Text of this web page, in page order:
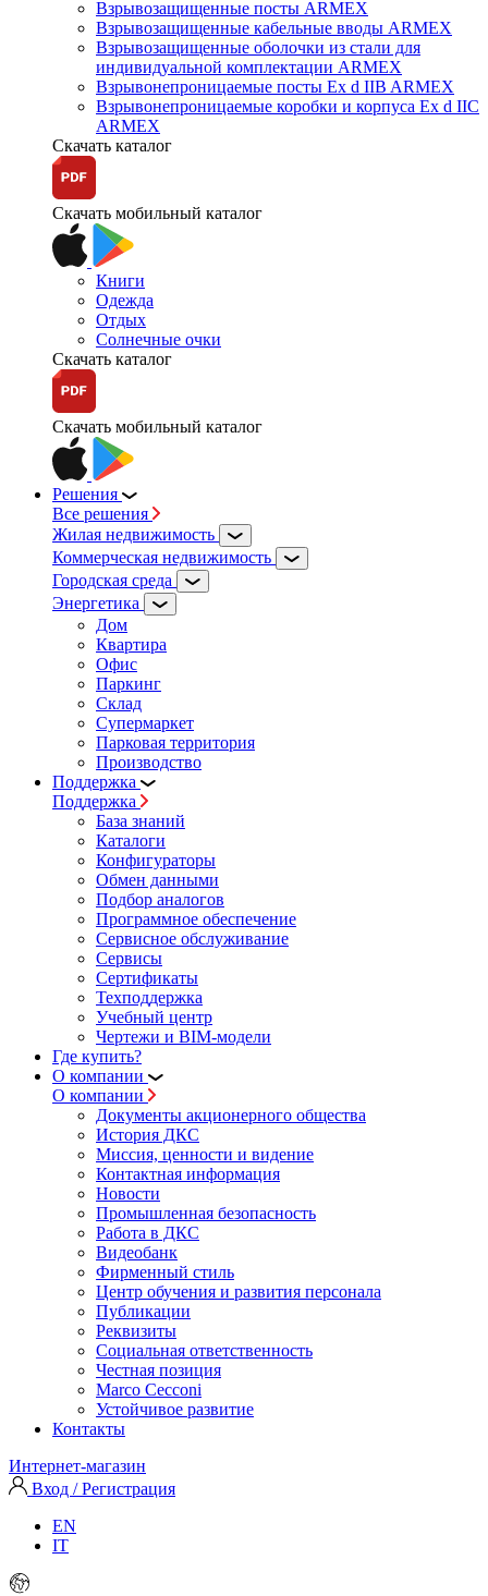
Взрывозащищенные посты ARMEX
Взрывозащищенные кабельные вводы ARMEX
Взрывозащищенные оболочки из стали для
индивидуальной комплектации ARMEX
Взрывонепроницаемые посты Ex d IIB ARMEX
Взрывонепроницаемые коробки и корпуса Ex d IIС
ARMEX
Скачать каталог
Скачать мобильный каталог
Книги
Одежда
Отдых
Солнечные очки
Скачать каталог
Скачать мобильный каталог
Решения
Все решения
Жилая недвижимость
Коммерческая недвижимость
Городская среда
Энергетика
Дом
Квартира
Офис
Паркинг
Склад
Супермаркет
Парковая территория
Производство
Поддержка
Поддержка
База знаний
Каталоги
Конфигураторы
Обмен данными
Подбор аналогов
Программное обеспечение
Сервисное обслуживание
Сервисы
Сертификаты
Техподдержка
Учебный центр
Чертежи и BIM-модели
Где купить?
О компании
О компании
Документы акционерного общества
История ДКС
Миссия, ценности и видение
Контактная информация
Новости
Промышленная безопасность
Работа в ДКС
Видеобанк
Фирменный стиль
Центр обучения и развития персонала
Публикации
Реквизиты
Социальная ответственность
Честная позиция
Marco Cecconi
Устойчивое развитие
Контакты
Интернет-магазин
Вход / Регистрация
EN
IT